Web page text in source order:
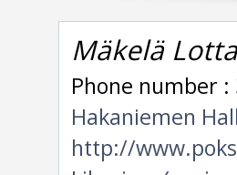
Mäkelä
Phone number :
Hakaniemen
http://